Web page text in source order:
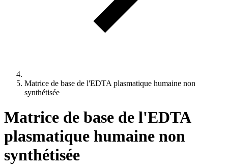
Matrice de base de l'EDTA plasmatique humaine non
synthétisée
Matrice de base de l'EDTA
plasmatique humaine non
synthétisée